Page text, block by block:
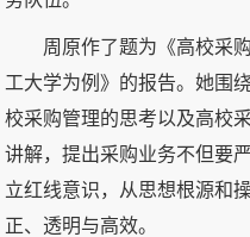
周原作了题为《高校采
工大学为例》的报告。她围
校采购管理的思考以及高校
讲解，提出采购业务不但要
立红线意识，从思想根源和
正、透明与高效。